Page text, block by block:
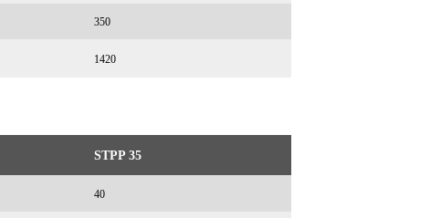
350
1420
STPP 35
40